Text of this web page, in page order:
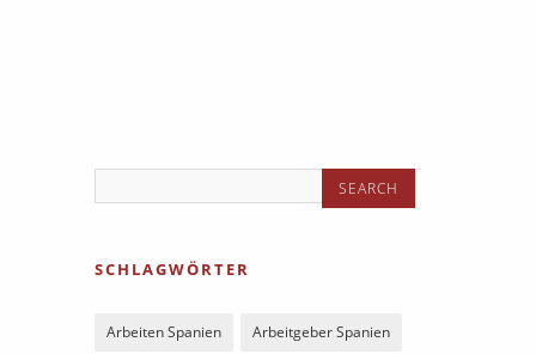
SCHLAGWÖRTER
Arbeiten Spanien Arbeitgeber Spanien